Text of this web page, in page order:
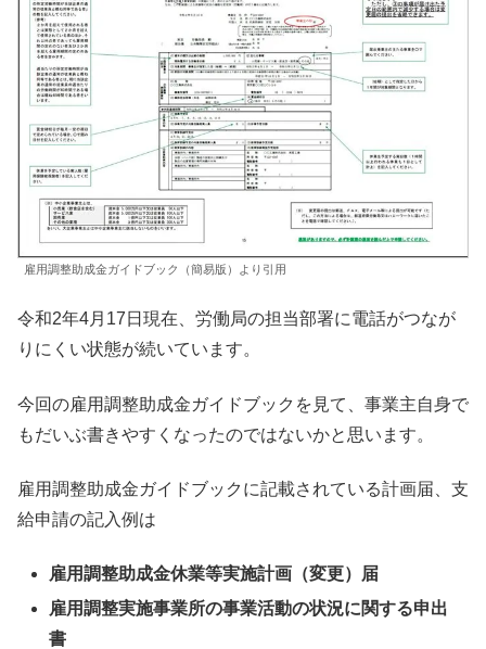
雇用調整助成金ガイドブック（簡易版）より引用
令和2年4月17日現在、労働局の担当部署に電話がつなが
りにくい状態が続いています。
今回の雇用調整助成金ガイドブックを見て、事業主自身で
もだいぶ書きやすくなったのではないかと思います。
雇用調整助成金ガイドブックに記載されている計画届、支
給申請の記入例は
雇用調整助成金休業等実施計画（変更）届
雇用調整実施事業所の事業活動の状況に関する申出
書